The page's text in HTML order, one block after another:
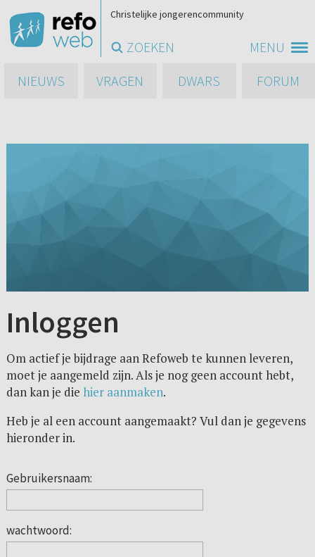
MENU
Christelijke jongerencommunity
ZOEKEN
NIEUWS
VRAGEN DWARS FORUM
Inloggen
Om actief je bijdrage aan Refoweb te kunnen leveren,
moet je aangemeld zijn. Als je nog geen account hebt,
dan kan je die hier aanmaken.
Heb je al een account aangemaakt? Vul dan je gegevens
hieronder in.
Gebruikersnaam:
wachtwoord: